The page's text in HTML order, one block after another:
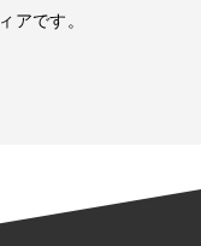
アです。